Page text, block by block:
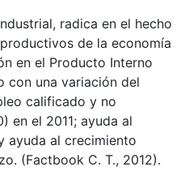
radica en el hecho
de la economía
en el Producto Interno
con una variación del
calificado y no
en el 2011; ayuda al
ayuda al crecimiento
(Factbook C. T., 2012).